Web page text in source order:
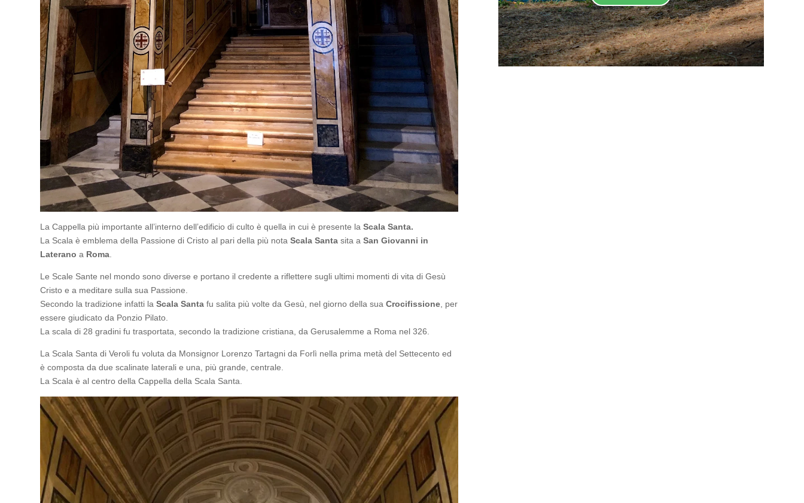
La Cappella più importante all’interno dell’edificio di culto è quella in cui è presente laScala Santa.
La Scala è emblema della Passione di Cristo al pari della più notaScala Santa sita aSan Giovanni in
Laterano a Roma
Le Scale Sante nel mondo sono diverse e portano il credente a riflettere sugli ultimi momenti di vita di Gesù
Cristo e a meditare sulla sua Passione.
Secondo la tradizione infatti laScala Santa fu salita più volte da Gesù, nel giorno della suaCrocifissione , per
essere giudicato da Ponzio Pilato.
La scala di 28 gradini fu trasportata, secondo la tradizione cristiana, da Gerusalemme a Roma nel 326.
La Scala Santa di Veroli fu voluta da Monsignor Lorenzo Tartagni da Forlì nella prima metà del Settecento ed
è composta da due scalinate laterali e una, più grande, centrale.
La Scala è al centro della Cappella della Scala Santa.